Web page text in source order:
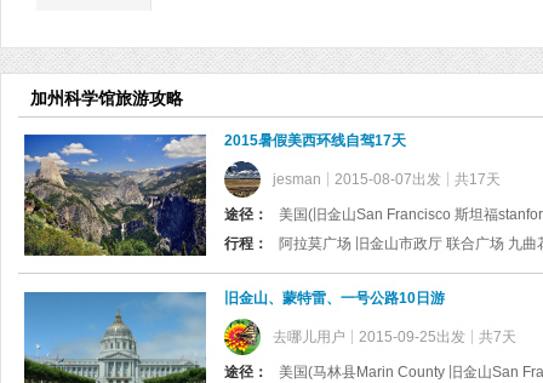
加州科学馆旅游攻略
2015暑假美西环线自驾17天
jesman 2015-08-07出发 共17天
途径：
行程：
旧金山、蒙特雷、一号公路10日游
去哪儿用户 2015-09-25出发 共7天
途径：